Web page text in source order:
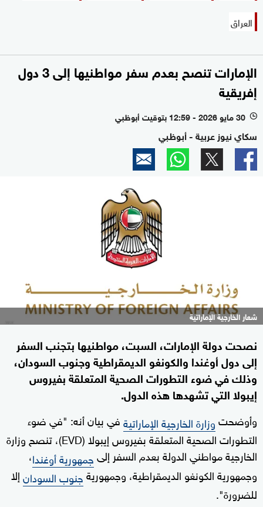
العراق
الإمارات تنصح بعدم سفر مواطنيها إلى 3 دول
إفريقية
l 30 مايو 2026 - 12:59 بتوقيت أبوظبي
سكاي نيوز عربية - أبوظبي
شعار الخارجية الإماراتية
نصحت دولة الإمارات، السبت، مواطنيها بتجنب السفر
إلى دول أوغندا والكونغو الديمقراطية وجنوب السودان،
وذلك في ضوء التطورات الصحية المتعلقة بفيروس
إيبولا التي تشهدها هذه الدول.
وأوضحتوزارة الخارجية الإماراتيةفي بيان أنه: "في ضوء
التطورات الصحية المتعلقة بفيروس إيبولا (EVD)، تنصح وزارة
الخارجية مواطني الدولة بعدم السفر إلىجمهورية أوغندا،
وجمهورية الكونغو الديمقراطية، وجمهوريةجنوب السودانإلا
للضرورة".